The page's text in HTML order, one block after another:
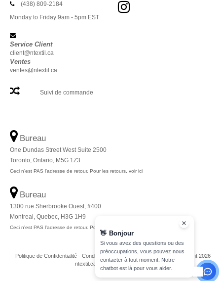
(438) 809-2184
Monday to Friday 9am - 5pm EST
Service Client
client@ntextil.ca
Ventes
ventes@ntextil.ca
Suivi de commande
Bureau
One Dundas Street West Suite 2500
Toronto, Ontario, M5G 1Z3
Ceci n'est PAS l'adresse de retour. Pour les retours, voir ici
Bureau
1300 rue Sherbrooke Ouest, #400
Montreal, Quebec, H3G 1H9
Ceci n'est PAS l'adresse de retour. Pour les retours, voir ici
Politique de Confidentialité - Conditions Générales - Plan du Site
Copyright 2026
ntextil.ca - Tous droits réservés
👋 Bonjour
Si vous avez des questions ou des
préoccupations, vous pouvez nous
contacter à tout moment. Notre
chatbot est là pour vous aider.